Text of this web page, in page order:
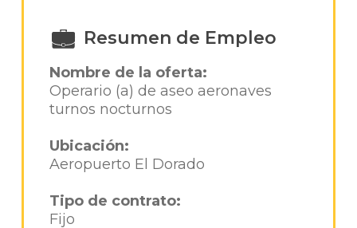
Resumen de Empleo
Nombre de la oferta:
Operario (a) de aseo aeronaves
turnos nocturnos
Ubicación:
Aeropuerto El Dorado
Tipo de contrato:
Fijo